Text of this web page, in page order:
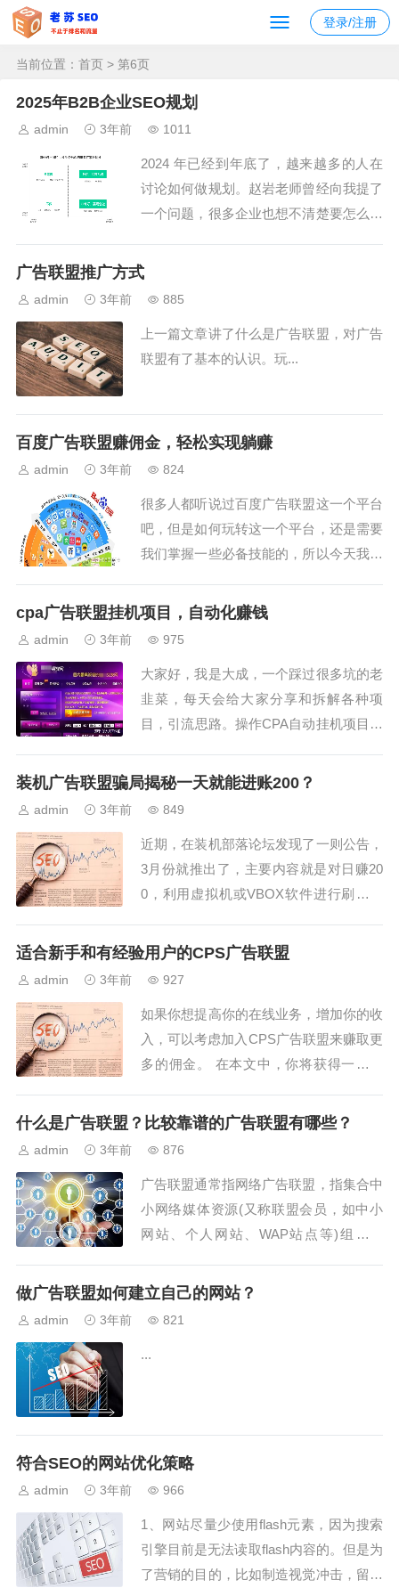
登录/注册
当前位置： 首页 > 第6页
2025年B2B企业SEO规划
admin 3年前 1011
2024 年已经到年底了，越来越多的人在
讨论如何做规划。赵岩老师曾经向我提了
一个问题，很多企业也想不清楚要怎么做
预期效果。本文简单分享一下笔者的看
大，大多数时候都并非数字营销出身，即
便是...
广告联盟推广方式
admin 3年前 885
上一篇文章讲了什么是广告联盟，对广告
联盟有了基本的认识。玩...
百度广告联盟赚佣金，轻松实现躺赚
admin 3年前 824
很多人都听说过百度广告联盟这一个平台
吧，但是如何玩转这一个平台，还是需要
我们掌握一些必备技能的，所以今天我就
台的新手们来说，我觉得是非常有帮助
cpa广告联盟挂机项目，自动化赚钱
admin 3年前 975
大家好，我是大成，一个踩过很多坑的老
韭菜，每天会给大家分享和拆解各种项
目，引流思路。操作CPA自动挂机项目，
的网漂人员，找到自己的方向，成为一个
装机广告联盟骗局揭秘一天就能进账200？
admin 3年前 849
近期，在装机部落论坛发现了一则公告，
3月份就推出了，主要内容就是对日赚20
0，利用虚拟机或VBOX软件进行刷量的
骗的人不在少数，通过部分人留言得知是
广视频，牛逼啊！现在山东聊城这个地区
玩这...
适合新手和有经验用户的CPS广告联盟
admin 3年前 927
如果你想提高你的在线业务，增加你的收
入，可以考虑加入CPS广告联盟来赚取更
多的佣金。 在本文中，你将获得一些有
助你发挥最大的作用和产生大量的佣金。
什么是广告联盟？比较靠谱的广告联盟有哪些？
admin 3年前 876
广告联盟通常指网络广告联盟，指集合中
小网络媒体资源(又称联盟会员，如中小
网站、个人网站、WAP站点等)组成联
放，并进行广告投放数据监测统计，广告
式。...
做广告联盟如何建立自己的网站？
admin 3年前 821
...
符合SEO的网站优化策略
admin 3年前 966
1、网站尽量少使用flash元素，因为搜索
引擎目前是无法读取flash内容的。但是为
了营销的目的，比如制造视觉冲击，留住